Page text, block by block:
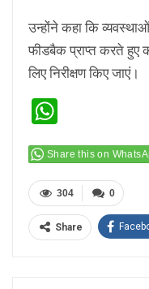
उन्होंने कहा कि
फीडबैक प्राप्त करते हुए
लिए निरीक्षण किए जाएं।
Share this on
0
304
Share